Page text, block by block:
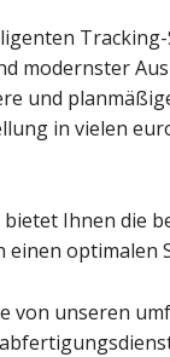
modernster
und
in vielen
Ihnen die
einen optimalen
von unseren